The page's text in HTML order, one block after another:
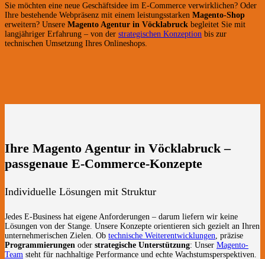
Sie möchten eine neue Geschäftsidee im E-Commerce verwirklichen? Oder
Ihre bestehende Webpräsenz mit einem leistungsstarken Magento-Shop
erweitern? Unsere Magento Agentur in Vöcklabruck begleitet Sie mit
langjähriger Erfahrung – von der strategischen Konzeption bis zur
technischen Umsetzung Ihres Onlineshops.
Ihre Magento Agentur in Vöcklabruck –
passgenaue E-Commerce-Konzepte
Individuelle Lösungen mit Struktur
Jedes E-Business hat eigene Anforderungen – darum liefern wir keine
Lösungen von der Stange. Unsere Konzepte orientieren sich gezielt an Ihren
unternehmerischen Zielen. Ob technische Weiterentwicklungen , präzise
Programmierungen oder strategische Unterstützung: Unser Magento-
Team steht für nachhaltige Performance und echte Wachstumsperspektiven.